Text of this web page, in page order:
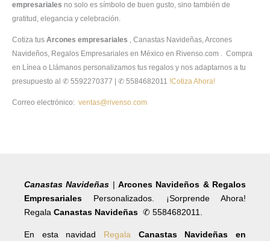
empresariales no solo es símbolo de buen gusto, sino también de
gratitud, elegancia y celebración.
Cotiza tus Arcones empresariales , Canastas Navideñas, Arcones
Navideños, Regalos Empresariales en México en Rivenso.com . Compra
en Línea o Llámanos personalizamos tus regalos y nos adaptarnos a tu
presupuesto al ✆ 5592270377 | ✆ 5584682011 !Cotiza Ahora!
Correo electrónico: ventas@rivenso.com
Canastas Navideñas |Arcones Navideños & Regalos
Empresariales Personalizados. ¡Sorprende Ahora!
Regala Canastas Navideñas ✆ 5584682011.
En esta navidad Regala Canastas Navideñas en